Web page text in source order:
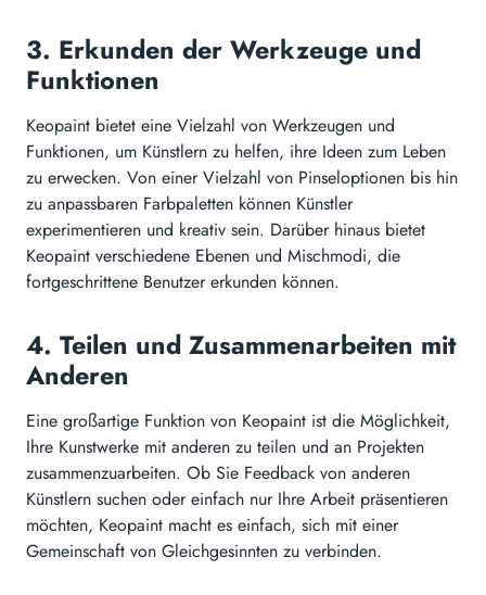
3. Erkunden der Werkzeuge und
Funktionen
Keopaint bietet eine Vielzahl von Werkzeugen und
Funktionen, um Künstlern zu helfen, ihre Ideen zum Leben
zu erwecken. Von einer Vielzahl von Pinseloptionen bis hin
zu anpassbaren Farbpaletten können Künstler
experimentieren und kreativ sein. Darüber hinaus bietet
Keopaint verschiedene Ebenen und Mischmodi, die
fortgeschrittene Benutzer erkunden können.
4. Teilen und Zusammenarbeiten mit
Anderen
Eine großartige Funktion von Keopaint ist die Möglichkeit,
Ihre Kunstwerke mit anderen zu teilen und an Projekten
zusammenzuarbeiten. Ob Sie Feedback von anderen
Künstlern suchen oder einfach nur Ihre Arbeit präsentieren
möchten, Keopaint macht es einfach, sich mit einer
Gemeinschaft von Gleichgesinnten zu verbinden.